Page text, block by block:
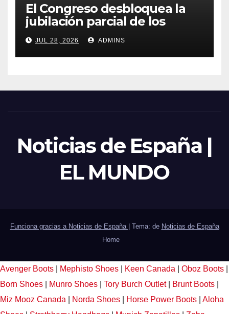
El Congreso desbloquea la
jubilación parcial de los
trabajadores laborales del
sector público
JUL 28, 2026 ADMINS
Noticias de España |
EL MUNDO
Funciona gracias a Noticias de España Tema: de Noticias de España
Home
Avenger Boots Mephisto Shoes Keen Canada Oboz Boots
Born Shoes
Munro Shoes Tory Burch Outlet Brunt Boots
Miz Mooz Canada
Norda Shoes Horse Power Boots
Aloha